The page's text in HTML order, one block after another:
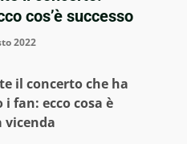
cos’è successo
2022
il concerto che ha
fan: ecco cosa è
vicenda